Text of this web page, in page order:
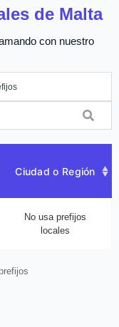
de Malta
con nuestro
Ciudad o Región
No usa prefijos
locales